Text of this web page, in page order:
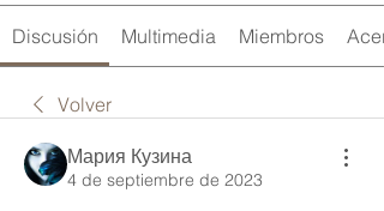
Discusión Multimedia Miembros
Volver
Мария Кузина
4 de septiembre de 2023